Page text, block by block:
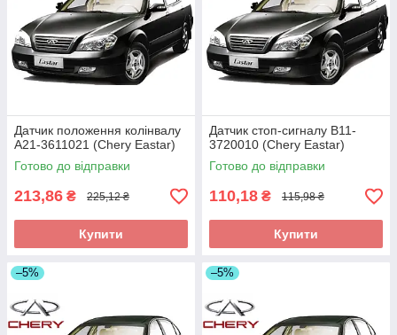
Датчик положення колінвалу
A21-3611021 (Chery Eastar)
Готово до відправки
213,86 ₴ 225,12 ₴
Купити
Датчик стоп-сигналу B11-
3720010 (Chery Eastar)
Готово до відправки
110,18 ₴ 115,98 ₴
Купити
–5% –5%